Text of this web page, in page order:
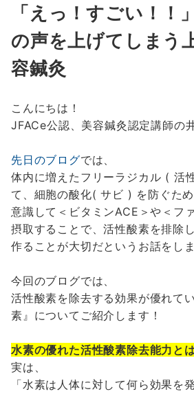
「えっ！すごい！！
の声を上げてしまう
容鍼灸
こんにちは！
JFACe公認、美容鍼灸認定講師の
先日のブログでは、
体内に増えたフリーラジカル ( 活
て、細胞の酸化( サビ ) を防ぐため
意識して＜ビタミンACE＞や＜フ
摂取することで、活性酸素を排除
作ることが大切だというお話をしま
今回のブログでは、
活性酸素を除去する効果が優れて
素』についてご紹介します！
水素の優れた活性酸素除去能力と
実は、
「水素は人体に対して何ら効果を